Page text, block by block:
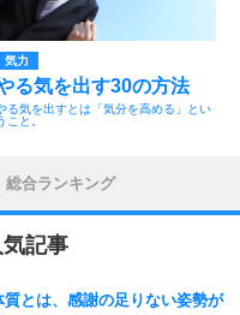
気力
る気を出す30の方法
る気を出すとは「気分を高める」とい
こと。
総合ランキング
気記事
とは、感謝の足りない姿勢が